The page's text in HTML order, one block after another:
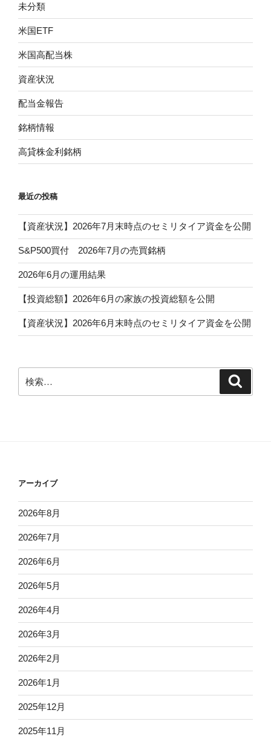
未分類
米国ETF
米国高配当株
資産状況
配当金報告
銘柄情報
高貸株金利銘柄
最近の投稿
【資産状況】2026年7月末時点のセミリタイア資金を公開
S&P500買付 2026年7月の売買銘柄
2026年6月の運用結果
【投資総額】2026年6月の家族の投資総額を公開
【資産状況】2026年6月末時点のセミリタイア資金を公開
索:
アーカイブ
2026年8月
2026年7月
2026年6月
2026年5月
2026年4月
2026年3月
2026年2月
2026年1月
2025年12月
2025年11月